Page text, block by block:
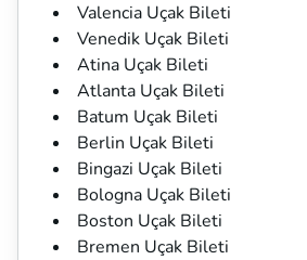
Valencia Uçak Bileti
Venedik Uçak Bileti
Atina Uçak Bileti
Atlanta Uçak Bileti
Batum Uçak Bileti
Berlin Uçak Bileti
Bingazi Uçak Bileti
Bologna Uçak Bileti
Boston Uçak Bileti
Bremen Uçak Bileti